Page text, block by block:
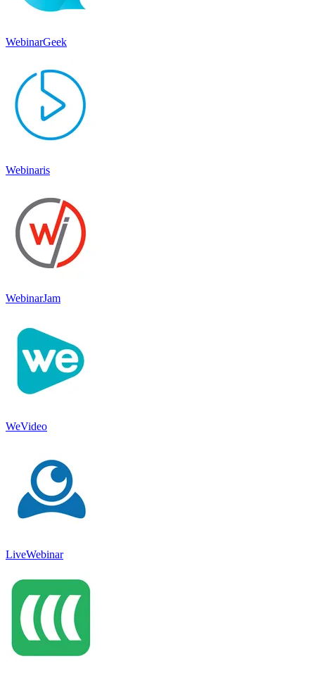
WebinarGeek
Webinaris
WebinarJam
WeVideo
LiveWebinar